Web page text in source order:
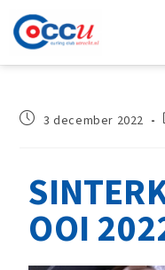
3 december 2022
OOI